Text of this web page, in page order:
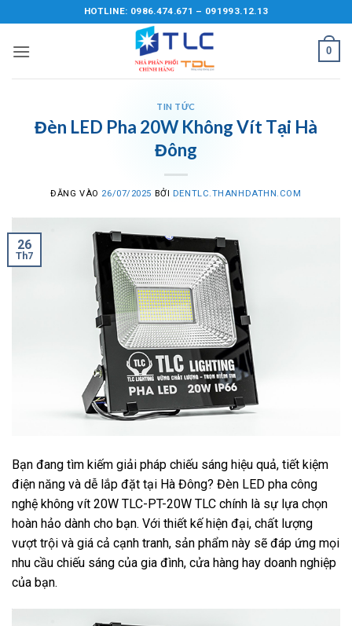
qua
nội
HOTLINE: 0986.474.671 – 091993.12.13
0
TIN TỨC
Đèn LED Pha 20W Không Vít Tại Hà
Đông
ĐĂNG VÀO 26/07/2025 BỞI DENTLC.THANHDATHN.COM
26
Th7
Bạn đang tìm kiếm giải pháp chiếu sáng hiệu quả, tiết kiệm
điện năng và dễ lắp đặt tại Hà Đông? Đèn LED pha công
nghệ không vít 20W TLC-PT-20W TLC chính là sự lựa chọn
hoàn hảo dành cho bạn. Với thiết kế hiện đại, chất lượng
vượt trội và giá cả cạnh tranh, sản phẩm này sẽ đáp ứng mọi
nhu cầu chiếu sáng của gia đình, cửa hàng hay doanh nghiệp
của bạn.